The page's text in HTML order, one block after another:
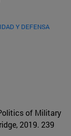
Y DEFENSA
of Military
2019. 239